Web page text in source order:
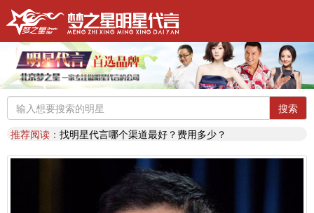
搜索
明星代言：找明星代言基本流程包括哪些?明星代言的工作流程
推荐阅读：2026年明星肖像代言费【8月实时更新】报价表
推荐阅读：2026年如何找明星代言,如何请明星代言,怎么选择明星代言,签约流程
明星代言：2026年诚招各地广告公司，策划公司合作代理明星资源
推荐阅读：找明星代言哪个渠道最好？费用多少？
代言知识： 明星代言形式是什么样的？梦之星代言说明书
代言知识：明星代言资源对比|北京梦之星影视策划有限公司
找明星代言基本流程包括哪些?明星代言的工作流程
2026年明星肖像代言费【8月实时更新】报价表